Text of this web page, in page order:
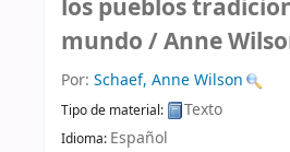
los pueblos
mundo /Anne
Por: Schaef, Anne Wilson
Tipo de material: Texto
Idioma: Español